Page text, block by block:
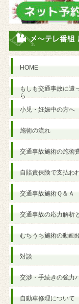
HOME
もしも交通事故に遭
ら
小児・妊娠中の方へ
施術の流れ
交通事故施術の施術
自賠責保険で支払わ
交通事故施術Ｑ＆Ａ
交通事故の応力解析
むちうち施術の動画
対談
交渉・手続きの強力
自動車修理について